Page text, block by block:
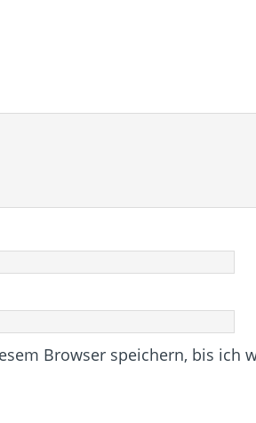
Browser speichern, bis ich